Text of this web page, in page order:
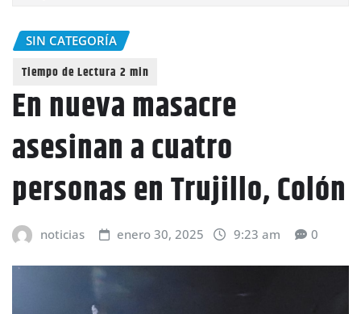
SIN CATEGORÍA
En nueva masacre
asesinan a cuatro
personas en Trujillo, Colón
noticias enero 30, 2025 9:23 am 0